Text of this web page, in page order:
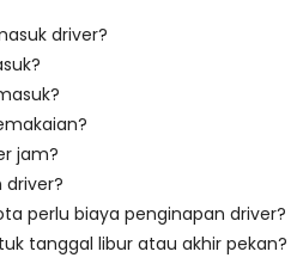
driver?
jam?
driver?
perlu biaya penginapan driver?
tanggal libur atau akhir pekan?